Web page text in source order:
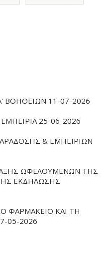
ΒΟΗΘΕΙΩΝ 11-07-2026
25-06-2026
& ΕΜΠΕΙΡΙΩΝ
ΩΦΕΛΟΥΜΕΝΩΝ ΤΗΣ
ΕΚΔΗΛΩΣΗΣ
ΦΑΡΜΑΚΕΙΟ ΚΑΙ ΤΗ
05-2026